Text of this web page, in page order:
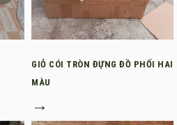
GIỎ CÓI TRÒN ĐỰNG ĐỒ PHỐI HAI
MÀU
→